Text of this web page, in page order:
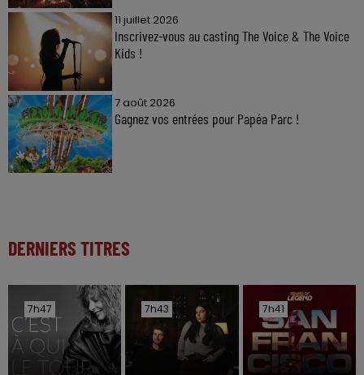
11 juillet 2026
Inscrivez-vous au casting The Voice & The Voice
Kids !
7 août 2026
Gagnez vos entrées pour Papéa Parc !
DERNIERS TITRES
7h47
7h47 7h43
7h43 7h41
7h41